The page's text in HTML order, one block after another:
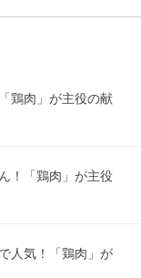
鶏肉」が主役の献
！「鶏肉」が主役
人気！「鶏肉」が